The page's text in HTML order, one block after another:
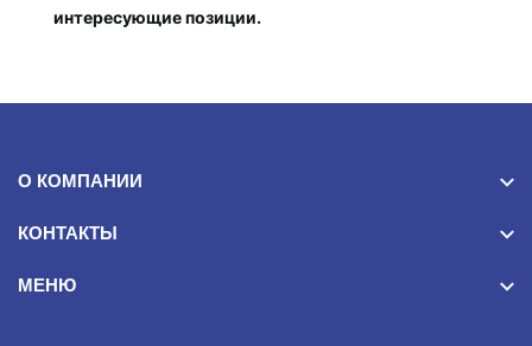
интересующие позиции.
О КОМПАНИИ
КОНТАКТЫ
МЕНЮ